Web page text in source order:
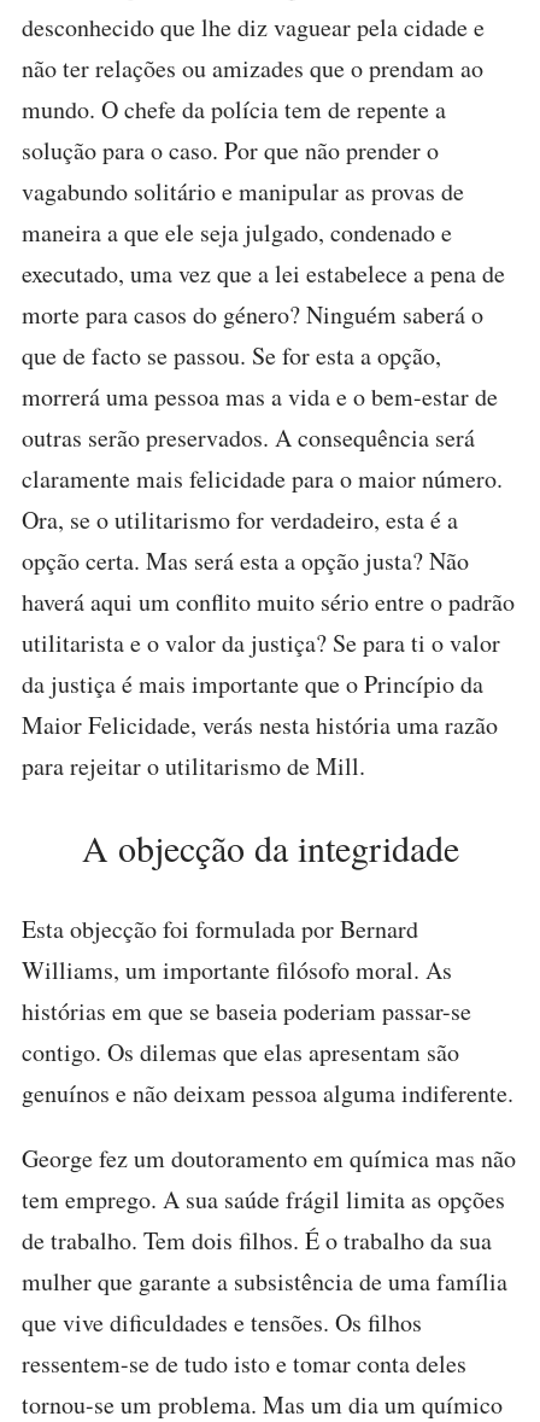
desconhecido que lhe diz vaguear pela cidade e
não ter relações ou amizades que o prendam ao
mundo. O chefe da polícia tem de repente a
solução para o caso. Por que não prender o
vagabundo solitário e manipular as provas de
maneira a que ele seja julgado, condenado e
executado, uma vez que a lei estabelece a pena de
morte para casos do género? Ninguém saberá o
que de facto se passou. Se for esta a opção,
morrerá uma pessoa mas a vida e o bem-estar de
outras serão preservados. A consequência será
claramente mais felicidade para o maior número.
Ora, se o utilitarismo for verdadeiro, esta é a
opção certa. Mas será esta a opção justa? Não
haverá aqui um conflito muito sério entre o padrão
utilitarista e o valor da justiça? Se para ti o valor
da justiça é mais importante que o Princípio da
Maior Felicidade, verás nesta história uma razão
para rejeitar o utilitarismo de Mill.
A objecção da integridade
Esta objecção foi formulada por Bernard
Williams, um importante filósofo moral. As
histórias em que se baseia poderiam passar-se
contigo. Os dilemas que elas apresentam são
genuínos e não deixam pessoa alguma indiferente.
George fez um doutoramento em química mas não
tem emprego. A sua saúde frágil limita as opções
de trabalho. Tem dois filhos. É o trabalho da sua
mulher que garante a subsistência de uma família
que vive dificuldades e tensões. Os filhos
ressentem-se de tudo isto e tomar conta deles
tornou-se um problema. Mas um dia um químico